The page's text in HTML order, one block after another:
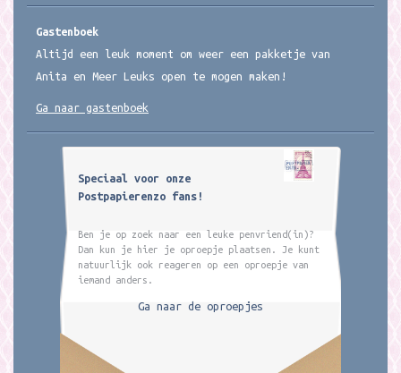
Gastenboek
Altijd een leuk moment om weer een pakketje van
Anita en Meer Leuks open te mogen maken!
Ga naar gastenboek
Speciaal voor onze
Postpapierenzo fans!
Ben je op zoek naar een leuke penvriend(in)?
Dan kun je hier je oproepje plaatsen. Je kunt
natuurlijk ook reageren op een oproepje van
iemand anders.
Ga naar de oproepjes